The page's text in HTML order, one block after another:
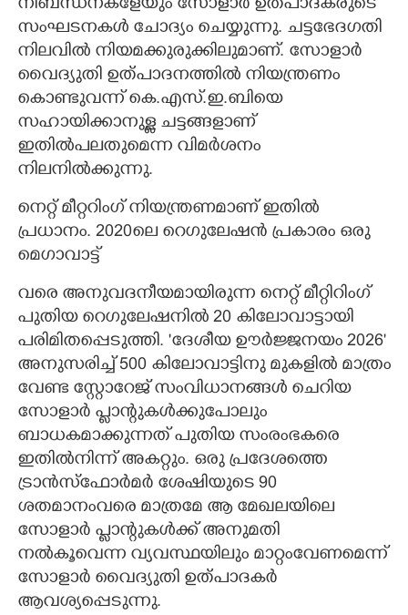
നിബന്ധനകളേയും സോളാർ ഉത്പാദകരുടെ
സംഘടനകൾ ചോദ്യം ചെയ്യുന്നു. ചട്ടഭേദഗതി
നിലവിൽ നിയമക്കുരുക്കിലുമാണ്. സോളാർ
വൈദ്യുതി ഉത്പാദനത്തിൽ നിയന്ത്രണം
കൊണ്ടുവന്ന് കെ.എസ്.ഇ.ബിയെ
സഹായിക്കാനുള്ള ചട്ടങ്ങളാണ്
ഇതിൽപലതുമെന്ന വിമർശനം
നിലനിൽക്കുന്നു.
നെറ്റ് മീറ്ററിംഗ് നിയന്ത്രണമാണ് ഇതിൽ
പ്രധാനം. 2020ലെ റെഗുലേഷൻ പ്രകാരം ഒരു
മെഗാവാട്ട്
വരെ അനുവദനീയമായിരുന്ന നെറ്റ് മീറ്റിറിംഗ്
പുതിയ റെഗുലേഷനിൽ 20 കിലോവാട്ടായി
പരിമിതപ്പെടുത്തി. 'ദേശീയ ഊർജ്ജനയം 2026'
അനുസരിച്ച് 500 കിലോവാട്ടിനു മുകളിൽ മാത്രം
വേണ്ട സ്റ്റോറേജ് സംവിധാനങ്ങൾ ചെറിയ
സോളാർ പ്ലാന്റുകൾക്കുപോലും
ബാധകമാക്കുന്നത് പുതിയ സംരംഭകരെ
ഇതിൽനിന്ന് അകറ്റും. ഒരു പ്രദേശത്തെ
ട്രാൻസ്ഫോർമർ ശേഷിയുടെ 90
ശതമാനംവരെ മാത്രമേ ആ മേഖലയിലെ
സോളാർ പ്ലാന്റുകൾക്ക് അനുമതി
നൽകൂവെന്ന വ്യവസ്ഥയിലും മാറ്റംവേണമെന്ന്
സോളാർ വൈദ്യുതി ഉത്പാദകർ
ആവശ്യപ്പെടുന്നു.